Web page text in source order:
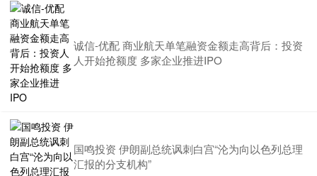
诚信-优配 商业航天单笔融资金额走高背后：投资
人开始抢额度 多家企业推进IPO
国鸣投资 伊朗副总统讽刺白宫“沦为向以色列总理
汇报的分支机构”